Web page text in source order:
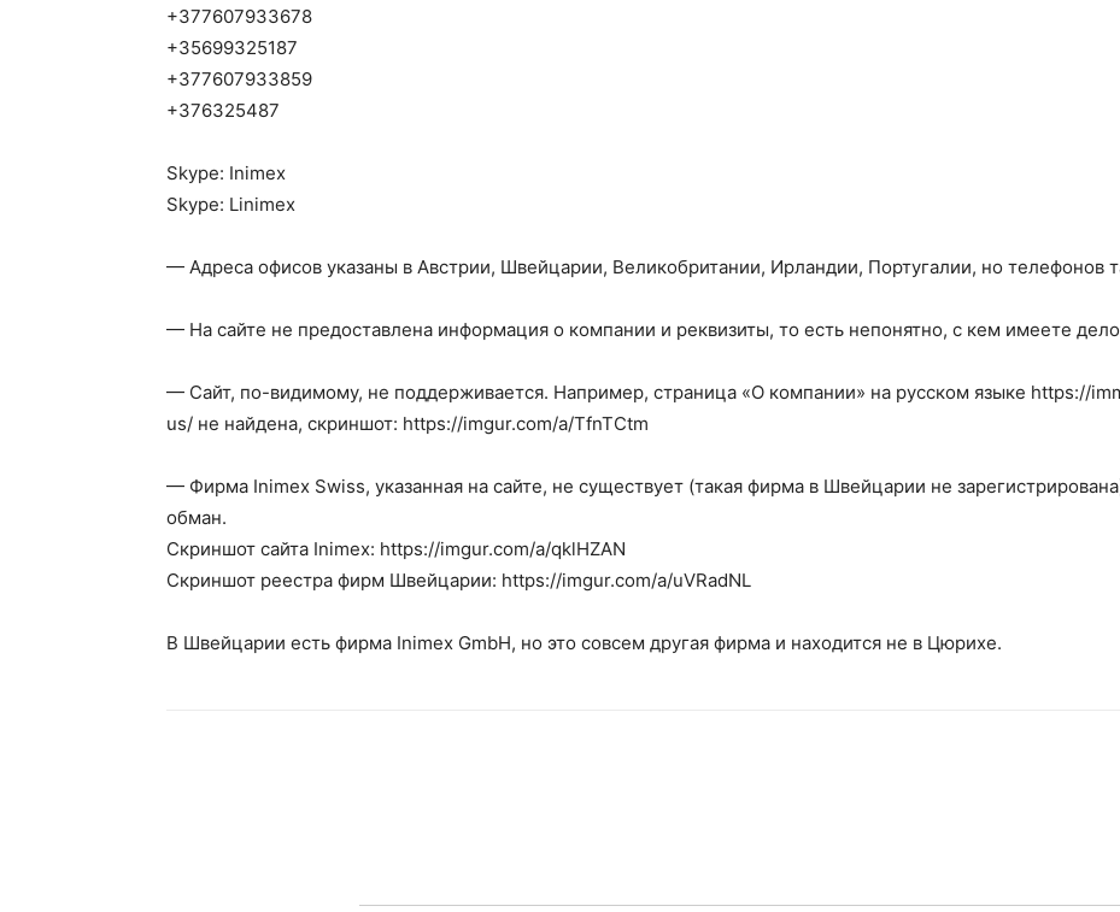
+377607933678
+35699325187
+377607933859
+376325487
Skype: Inimex
Skype: Linimex
— Адреса офисов указаны в Австрии, Швейцарии, Великобритании, Ирландии, Португалии, но телефонов
— На сайте не предоставлена информация о компании и реквизиты, то есть непонятно, с кем имеете
— Сайт, по-видимому, не поддерживается. Например, страница «О компании» на русском языке https://
us/ не найдена, скриншот: https://imgur.com/a/TfnTCtm
— Фирма Inimex Swiss, указанная на сайте, не существует (такая фирма в Швейцарии не
обман.
Скриншот сайта Inimex: https://imgur.com/a/qklHZAN
Скриншот реестра фирм Швейцарии: https://imgur.com/a/uVRadNL
В Швейцарии есть фирма Inimex GmbH, но это совсем другая фирма и находится не в Цюрихе.